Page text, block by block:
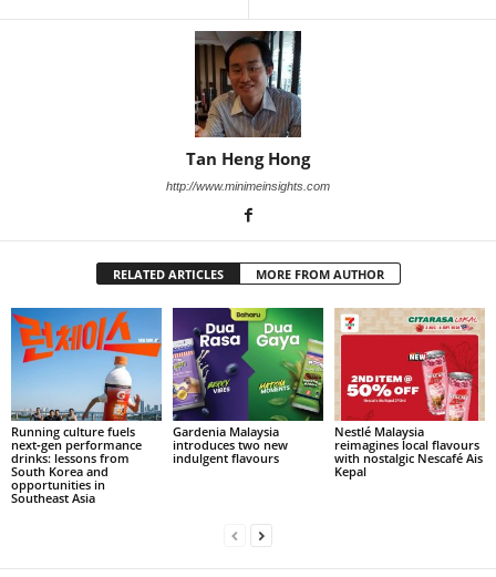
Tan Heng Hong
http://www.minimeinsights.com
RELATED ARTICLES MORE FROM AUTHOR
Running culture fuels
next‑gen performance
drinks: lessons from
South Korea and
opportunities in
Southeast Asia
Gardenia Malaysia
introduces two new
indulgent flavours
Nestlé Malaysia
reimagines local flavours
with nostalgic Nescafé Ais
Kepal